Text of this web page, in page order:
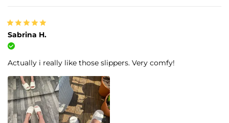
Sabrina H.
Actually i really like those slippers. Very comfy!